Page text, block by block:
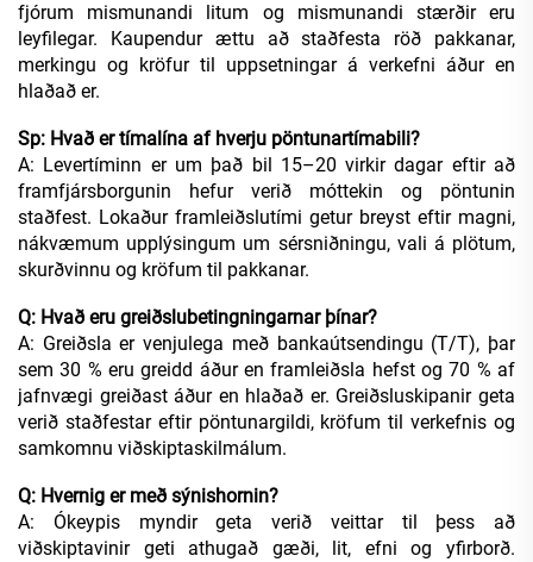
fjórum mismunandi litum og mismunandi stærðir eru
leyfilegar. Kaupendur ættu að staðfesta röð pakkanar,
merkingu og kröfur til uppsetningar á verkefni áður en
hlaðað er.
Sp: Hvað er tímalína af hverju pöntunartímabili?
A: Levertíminn er um það bil 15–20 virkir dagar eftir að
framfjársborgunin hefur verið móttekin og pöntunin
staðfest. Lokaður framleiðslutími getur breyst eftir magni,
nákvæmum upplýsingum um sérsniðningu, vali á plötum,
skurðvinnu og kröfum til pakkanar.
Q: Hvað eru greiðslubetingningarnar þínar?
A: Greiðsla er venjulega með bankaútsendingu (T/T), þar
sem 30 % eru greidd áður en framleiðsla hefst og 70 % af
jafnvægi greiðast áður en hlaðað er. Greiðsluskipanir geta
verið staðfestar eftir pöntunargildi, kröfum til verkefnis og
samkomnu viðskiptaskilmálum.
Q: Hvernig er með sýnishornin?
A: Ókeypis myndir geta verið veittar til þess að
viðskiptavinir geti athugað gæði, lit, efni og yfirborð.